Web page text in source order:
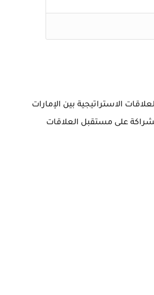
الاستراتيجية بين الإمارات
على مستقبل العلاقات